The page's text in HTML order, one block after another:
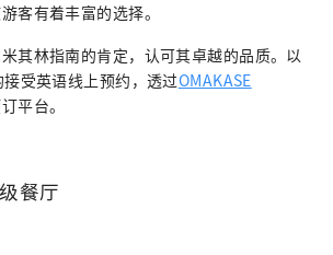
客有着丰富的选择。
其林指南的肯定，认可其卓越的品质。以
受英语线上预约，透过OMAKASE
平台。
餐厅